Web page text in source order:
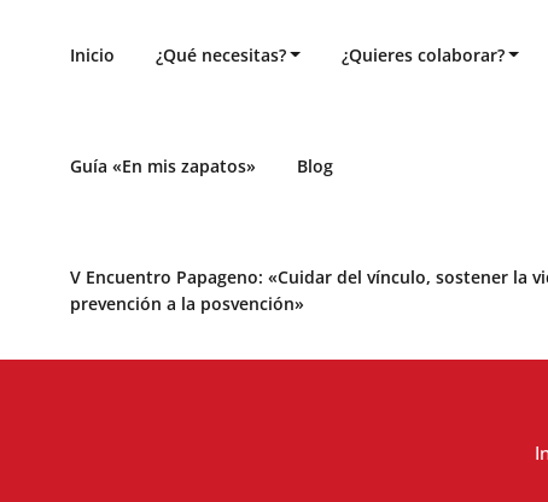
Inicio ¿Qué necesitas? ¿Quieres colaborar?
Guía «En mis zapatos» Blog
V Encuentro Papageno: «Cuidar del vínculo, sostener la
prevención a la posvención»